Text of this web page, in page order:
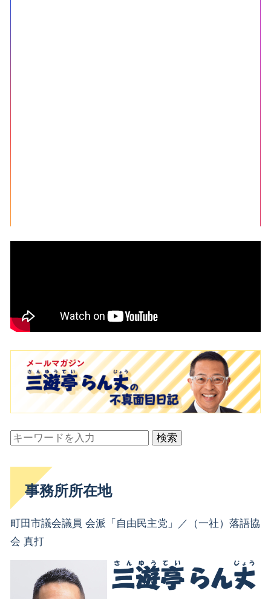
検索
事務所所在地
町田市議会議員 会派「自由民主党」／（一社）落語協
会 真打